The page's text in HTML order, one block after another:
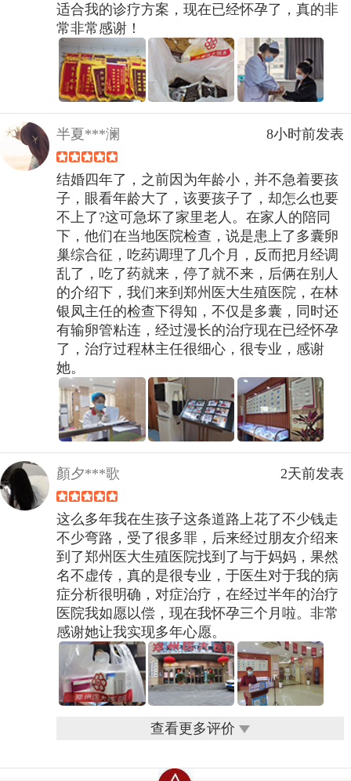
适合我的诊疗方案，现在已经怀孕了，真的非
常非常感谢！
半夏***澜 8小时前发表
结婚四年了，之前因为年龄小，并不急着要孩
子，眼看年龄大了，该要孩子了，却怎么也要
不上了?这可急坏了家里老人。在家人的陪同
下，他们在当地医院检查，说是患上了多囊卵
巢综合征，吃药调理了几个月，反而把月经调
乱了，吃了药就来，停了就不来，后俩在别人
的介绍下，我们来到郑州医大生殖医院，在林
银凤主任的检查下得知，不仅是多囊，同时还
有输卵管粘连，经过漫长的治疗现在已经怀孕
了，治疗过程林主任很细心，很专业，感谢
她。
顏夕***歌 2天前发表
这么多年我在生孩子这条道路上花了不少钱走
不少弯路，受了很多罪，后来经过朋友介绍来
到了郑州医大生殖医院找到了与于妈妈，果然
名不虚传，真的是很专业，于医生对于我的病
症分析很明确，对症治疗，在经过半年的治疗
医院我如愿以偿，现在我怀孕三个月啦。非常
感谢她让我实现多年心愿。
查看更多评价